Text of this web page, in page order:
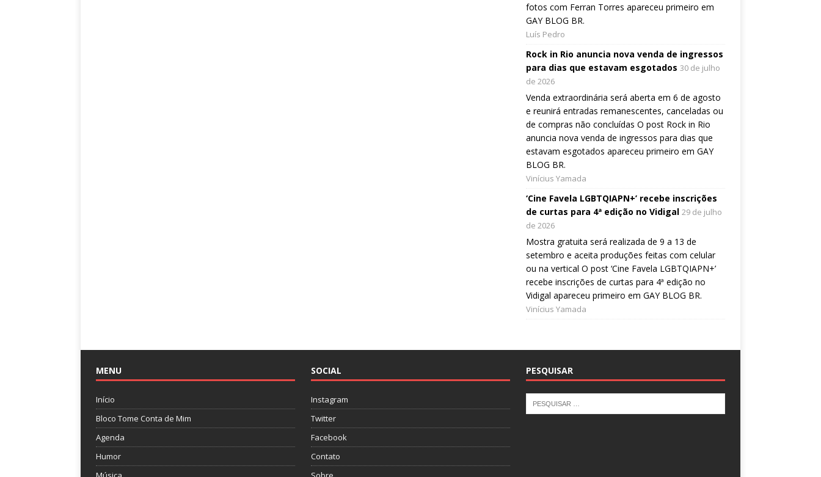
fotos com Ferran Torres apareceu primeiro em
GAY BLOG BR.
Luís Pedro
Rock in Rio anuncia nova venda de ingressos
para dias que estavam esgotados 30 de julho
de 2026
Venda extraordinária será aberta em 6 de agosto
e reunirá entradas remanescentes, canceladas ou
de compras não concluídas O post Rock in Rio
anuncia nova venda de ingressos para dias que
estavam esgotados apareceu primeiro em GAY
BLOG BR.
Vinícius Yamada
‘Cine Favela LGBTQIAPN+’ recebe inscrições
de curtas para 4ª edição no Vidigal 29 de julho
de 2026
Mostra gratuita será realizada de 9 a 13 de
setembro e aceita produções feitas com celular
ou na vertical O post ‘Cine Favela LGBTQIAPN+’
recebe inscrições de curtas para 4ª edição no
Vidigal apareceu primeiro em GAY BLOG BR.
Vinícius Yamada
MENU
Início
Bloco Tome Conta de Mim
Agenda
Humor
SOCIAL
Instagram
Twitter
Facebook
Contato
PESQUISAR